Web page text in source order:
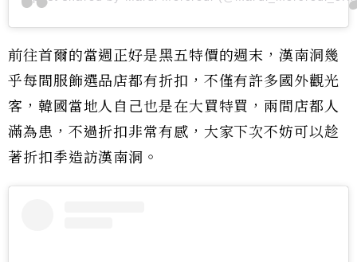
前往首爾的當週正好是黑五特價的週末，漢南洞幾
乎每間服飾選品店都有折扣，不僅有許多國外觀光
客，韓國當地人自己也是在大買特買，兩間店都人
滿為患，不過折扣非常有感，大家下次不妨可以趁
著折扣季造訪漢南洞。